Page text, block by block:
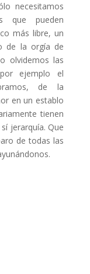
necesitamos
que pueden
más libre, un
de la orgía de
olvidemos las
ejemplo el
de la
en un establo
tienen
jerarquía. Que
de todas las